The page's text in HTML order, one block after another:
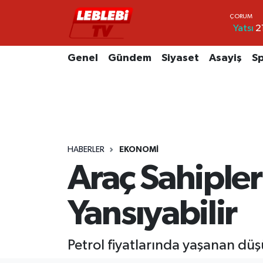
Yatsı
Genel Gündem Siyaset Asayiş
HABERLER EKONOMI
Araç
Yansıyabilir
Petrol fiyatlarında yaşanan
Hava Durumu
Tüm Manşetler
Son Dakika Haberleri
Haber Arşivi